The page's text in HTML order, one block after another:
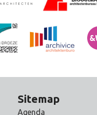
Sitemap
Agenda